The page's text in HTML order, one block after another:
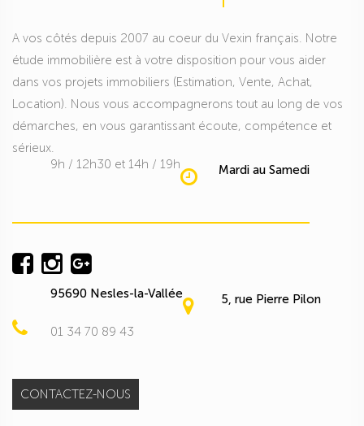
A vos côtés depuis 2007 au coeur du Vexin français. Notre
étude immobilière est à votre disposition pour vous aider
dans vos projets immobiliers (Estimation, Vente, Achat,
Location). Nous vous accompagnerons tout au long de vos
démarches, en vous garantissant écoute, compétence et
sérieux.
Mardi au Samedi
9h / 12h30 et 14h / 19h
5, rue Pierre Pilon
95690 Nesles-la-Vallée
01 34 70 89 43
CONTACTEZ-NOUS